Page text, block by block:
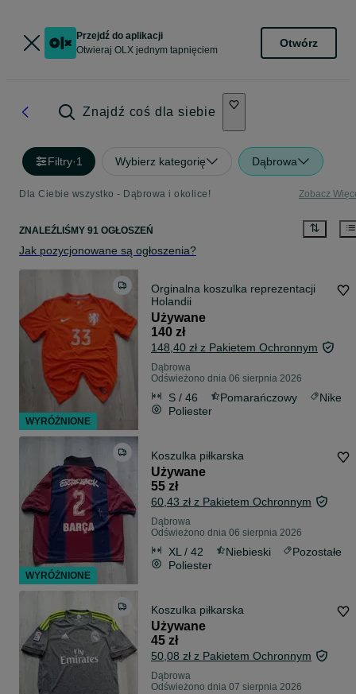
Przejdź do aplikacji
Otwieraj OLX jednym tapnięciem
Otwórz
Znajdź coś dla siebie
Filtry·1 Wybierz kategorię Dąbrowa
Dla Ciebie wszystko - Dąbrowa i okolice! Zobacz
ZNALEŹLIŚMY 91 OGŁOSZEŃ
Jak pozycjonowane są ogłoszenia?
Orginalna koszulka reprezentacji
Holandii
Używane
140 zł
148,40 zł z Pakietem Ochronnym
Dąbrowa
Odświeżono dnia 06 sierpnia 2026
S / 46 Pomarańczowy
Nike
Poliester
Koszulka piłkarska
Używane
55 zł
60,43 zł z Pakietem Ochronnym
Dąbrowa
Odświeżono dnia 06 sierpnia 2026
XL / 42 Niebieski
Pozostałe
Poliester
Koszulka piłkarska
Używane
45 zł
50,08 zł z Pakietem Ochronnym
Dąbrowa
Odświeżono dnia 07 sierpnia 2026
WYRÓŻNIONE
WYRÓŻNIONE